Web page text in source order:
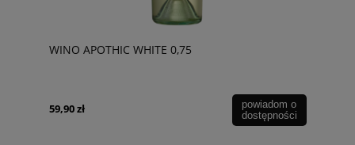
WINO APOTHIC WHITE 0,75
59,90 zł
powiadom o
dostępności